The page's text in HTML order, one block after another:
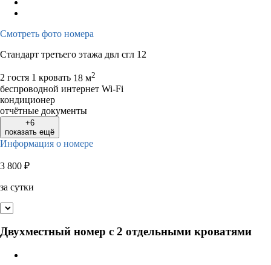
Смотреть фото номера
Стандарт третьего этажа двл сгл 12
2 гостя 1 кровать 18 м2
беспроводной интернет Wi-Fi
кондиционер
отчётные документы
+6
показать ещё
Информация о номере
3 800 ₽
за сутки
Двухместный номер с 2 отдельными кроватями